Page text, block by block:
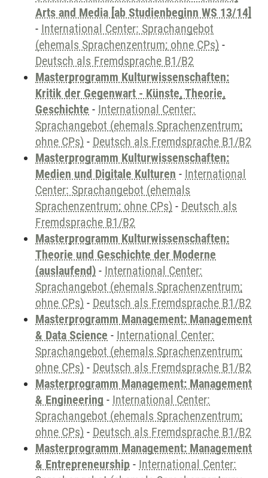
Arts and Media [ab Studienbeginn WS 13/14]
- International Center: Sprachangebot
(ehemals Sprachenzentrum; ohne CPs) -
Deutsch als Fremdsprache B1/B2
Masterprogramm Kulturwissenschaften:
Kritik der Gegenwart - Künste, Theorie,
Geschichte - International Center:
Sprachangebot (ehemals Sprachenzentrum;
ohne CPs) - Deutsch als Fremdsprache B1/B2
Masterprogramm Kulturwissenschaften:
Medien und Digitale Kulturen - International
Center: Sprachangebot (ehemals
Sprachenzentrum; ohne CPs) - Deutsch als
Fremdsprache B1/B2
Masterprogramm Kulturwissenschaften:
Theorie und Geschichte der Moderne
(auslaufend) - International Center:
Sprachangebot (ehemals Sprachenzentrum;
ohne CPs) - Deutsch als Fremdsprache B1/B2
Masterprogramm Management: Management
& Data Science - International Center:
Sprachangebot (ehemals Sprachenzentrum;
ohne CPs) - Deutsch als Fremdsprache B1/B2
Masterprogramm Management: Management
& Engineering - International Center:
Sprachangebot (ehemals Sprachenzentrum;
ohne CPs) - Deutsch als Fremdsprache B1/B2
Masterprogramm Management: Management
& Entrepreneurship - International Center: